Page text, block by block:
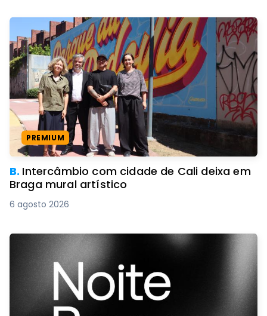
PREMIUM
B. Intercâmbio com cidade de Cali deixa em
Braga mural artístico
6 agosto 2026